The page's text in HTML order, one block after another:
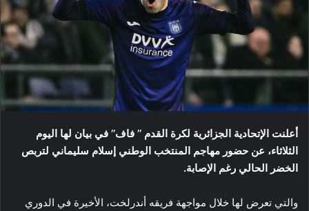
أعلنت الإتحادية الجزائرية لكرة القدم ’’ فاف’’ في بيان لها اليوم
الثلاثاء، عن حضور مهاجم المنتخب الوطني إسلام سليماني لتربص
الخضر الحالي رغم الإصابة.
والتي تعرض لها خلال مواجهة فريقه أندرلخت، الأخيرة في الدوري